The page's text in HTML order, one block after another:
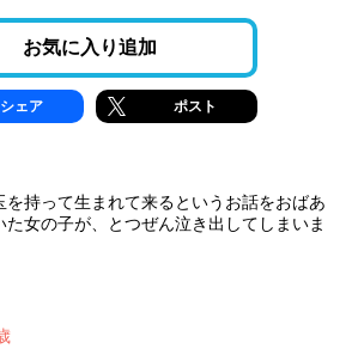
お気に入り追加
シェア ポスト
を持って生まれて来るというお話をおばあ
た女の子が、とつぜん泣き出してしまいま